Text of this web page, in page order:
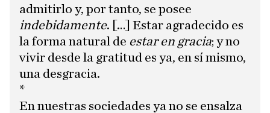
admitirlo y, por tanto, se posee
indebidamente. […] Estar agradecido es
la forma natural de estar en gracia; y no
vivir desde la gratitud es ya, en sí mismo,
una desgracia.
*
En nuestras sociedades ya no se ensalza